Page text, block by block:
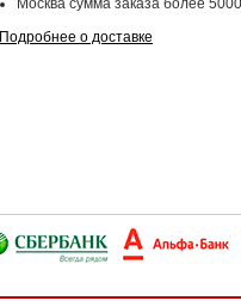
Москва сумма заказа более
Подробнее о доставке